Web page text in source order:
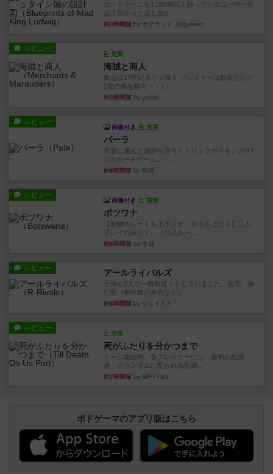
ボードゲームを1,000個以上持っているユーザー視
点で良かった点と悪か...
約3時間前 by オグランド（Oguland）
レビュー
充実
海賊と商人
舞台は17世紀カリブ海！ プレイヤーは船長として
1隻の船を駆り・・17...
約3時間前 by yuishi
レビュー
画像付き 充実
パーラ
率直に遊んだ感想を言う！トリックテイキング(ﾄﾘ
ﾃ)のカードゲーム。 ...
約6時間前 by 鳴屋
レビュー
画像付き 充実
ボツワナ
【動物のレートを上下させ、得点を上げろ】二人
プレイのみです。（公式ルー...
約6時間前 by ネロ
レビュー アールライバルズ
子供と2人で一時期延々としていました。自宅、旅
行先（新幹線の座席など）...
約6時間前 by ジェイとと
レビュー
充実
死がふたりを分かつまで
ゲーム開始時、各プレイヤーには「最初の配偶
者」がランダムに配られる配偶...
約7時間前 by MIFFYBX
ボドゲーマのアプリ版はこちら